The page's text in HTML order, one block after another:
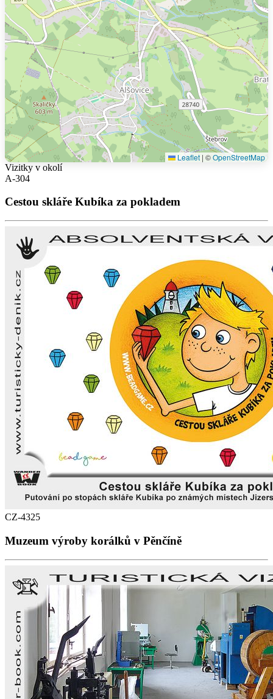
Leaflet | ©OpenStreetMap
Vizitky v okolí
A-304
Cestou skláře Kubíka za pokladem
CZ-4325
Muzeum výroby korálků v Pěnčíně